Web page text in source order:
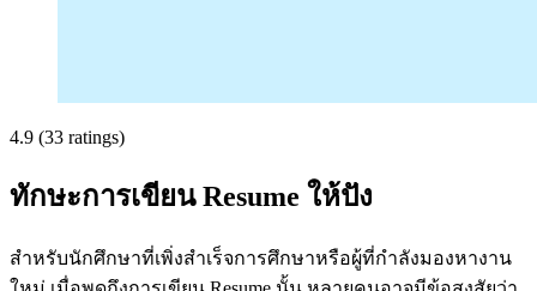
4.9 (33 ratings)
ทักษะการเขียน Resume ให้ปัง
สำหรับนักศึกษาที่เพิ่งสำเร็จการศึกษาหรือผู้ที่กำลังมองหางาน